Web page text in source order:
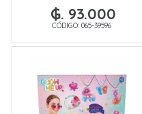
₲. 93.000
CÓDIGO: 065-39596